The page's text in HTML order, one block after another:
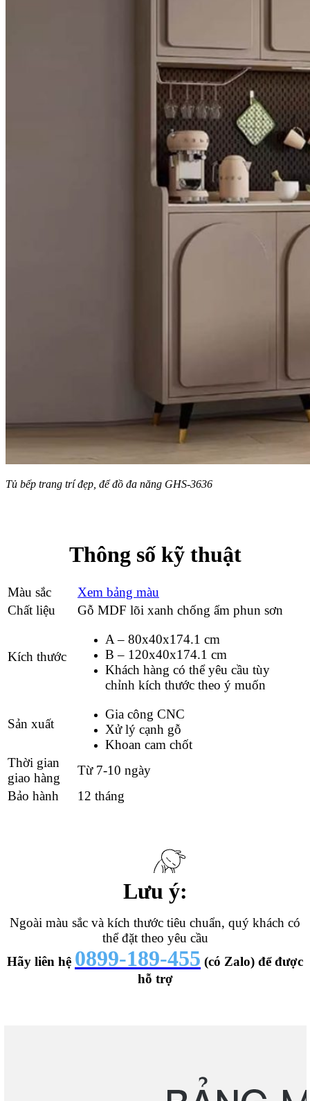
Tủ bếp trang trí đẹp, để đồ đa năng GHS-3636
Thông số kỹ thuật
Màu sắc
Xem bảng màu
Chất liệu
Gỗ MDF lõi xanh chống ẩm phun sơn
Kích thước
A – 80x40x174.1 cm
B – 120x40x174.1 cm
Khách hàng có thể yêu cầu tùy
chỉnh kích thước theo ý muốn
Sản xuất
Gia công CNC
Xử lý cạnh gỗ
Khoan cam chốt
Thời gian
giao hàng
Từ 7-10 ngày
Bảo hành
12 tháng
Lưu ý:
Ngoài màu sắc và kích thước tiêu chuẩn, quý khách có
thể đặt theo yêu cầu
Hãy liên hệ 0899-189-455 (có Zalo) để được
hỗ trợ